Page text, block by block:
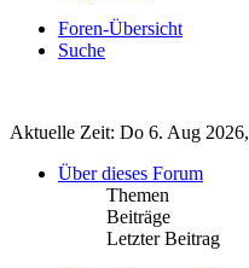
Foren-Übersicht
Suche
Aktuelle Zeit: Do 6. Aug
Über dieses Forum
Themen
Beiträge
Letzter Beitrag